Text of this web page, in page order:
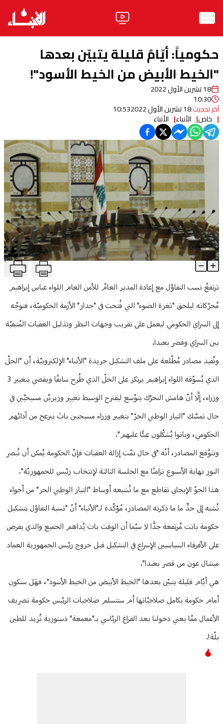
الأخبار
ثقافة ومجتمع
منوعات
آراء
فيديو
مواقف
وليد جنبلاط
الحزب
ابحث
حكومياً: أيّامٌ قليلة يتبيّن بعدها
"الخيط الأبيض من الخيط الأسود"!
18 تشرين الأول 2022
10:30
آخر تحديث:18 تشرين الأول 2022 10:53
خاص الأنباء الأنباء
حكومياً: أيّامٌ قليلة يتبيّن بعدها "الخيط الأبيض من الخيط الأسود"! T
Article Content
ترتفعُ نسب التفاؤل مع إعادة المدير العامّ للأمن العام اللواء عباس إبراهيم
مُحرّكاته ليلحق "ثغرة الضوء" التي فُتحت في "جدار" الأزمة الحكوميّة، فتوجّه
إلى السراي الحكومي ليعمل على تقريب وجهات النظر وتذليل العقبات المُتبقيّة
بين السراي وقصر بعبدا.
وتُفيد مصادر مُطّلعة على ملف التشكيل جريدة "الأنباء" الإلكترونيّة، أن "الحلّ
الذي يُسوّقه اللواء إبراهيم يرتكز على الحلّ الذي طُرح سابقًا ويقضي بتغيير 3
وزراء، إلَّا أنّ هامش التحرّك يتوّسع ليقترح الوسيط تغيير وزيريْن مسيحيَّين في
حال تمسَّك "التيار الوطني الحرّ" بتغيير وزراء مسيحيين باتَ ينزعج من آدائهم
الحكومي، وباتوا يُشكّلون عبئًا عليهم".
وتتوَّقع المصادر، أنّه "في حال تمّت إزالة العقبات فإنّ الحكومة يُمكن أن تُبصر
النور نهاية الأسبوع تزامنًا مع الجلسة الثالثة لإنتخاب رئيس للجمهوريّة".
هذا الجوّ الإيجابي تقاطع مع ما تُشيعه أوساط "التيار الوطني الحر" من أجواء
تُشبه إلى حدٍّ ما ما ذكرته المصادر، مُؤكّدة لـ"الأنباء" أنّ "نسبة التفاؤل بتشكيل
حكومة باتت مُرتفعة جدًّا لا سيّما أن الوقت بات يُداهم الجميع والذي يفرض
على الأفرقاء السياسيين الإسراع في التشكيل قبل خروج رئيس الجمهورية العماد
ميشال عون من قصر بعبدا".
هي أيّام قليلة يتبيّن بعدها "الخيط الأبيض من الخيط الأسود"، فهَل سنكون
أمام حكومة بكامل صلاحيّاتها أم ستتسلم صلاحيات الرئيس حكومة تصريف
الأعمال ممّا يعني دخولنا بعد الفراغ الرئاسي بـ"معمعة" دستورية تُزيد للطين
بلّة!.